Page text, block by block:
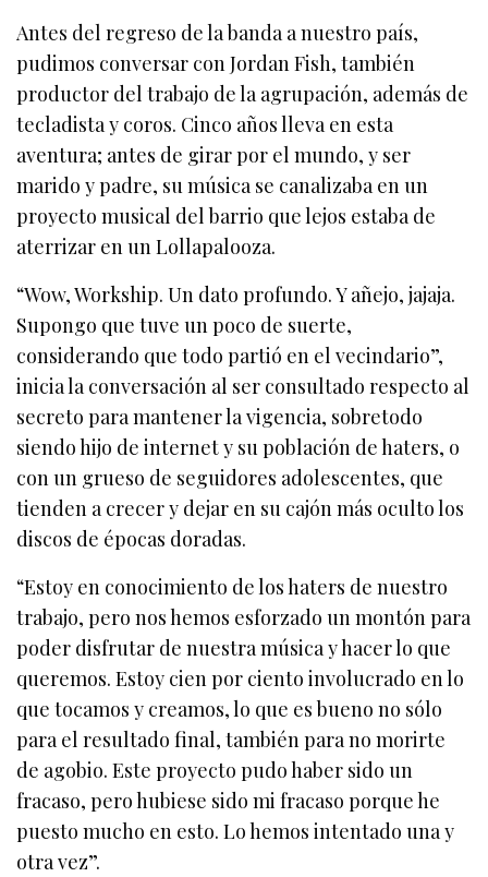
Antes del regreso de la banda a nuestro país,
pudimos conversar con Jordan Fish, también
productor del trabajo de la agrupación, además de
tecladista y coros. Cinco años lleva en esta
aventura; antes de girar por el mundo, y ser
marido y padre, su música se canalizaba en un
proyecto musical del barrio que lejos estaba de
aterrizar en un Lollapalooza.
“Wow, Workship. Un dato profundo. Y añejo, jajaja.
Supongo que tuve un poco de suerte,
considerando que todo partió en el vecindario”,
inicia la conversación al ser consultado respecto al
secreto para mantener la vigencia, sobretodo
siendo hijo de internet y su población de haters, o
con un grueso de seguidores adolescentes, que
tienden a crecer y dejar en su cajón más oculto los
discos de épocas doradas.
“Estoy en conocimiento de los haters de nuestro
trabajo, pero nos hemos esforzado un montón para
poder disfrutar de nuestra música y hacer lo que
queremos. Estoy cien por ciento involucrado en lo
que tocamos y creamos, lo que es bueno no sólo
para el resultado final, también para no morirte
de agobio. Este proyecto pudo haber sido un
fracaso, pero hubiese sido mi fracaso porque he
puesto mucho en esto. Lo hemos intentado una y
otra vez”.